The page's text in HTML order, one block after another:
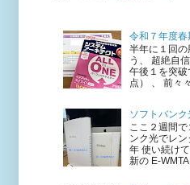
令和７年度春
半年に１回
う、 超絶自
午後１を突
点） 、 前々
ソフトバン
ここ２週間
ンク光でレ
年 使い続け
新の E-